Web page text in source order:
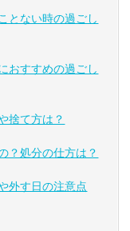
とない時の過ごし
おすすめの過ごし
捨て方は？
？処分の仕方は？
外す日の注意点